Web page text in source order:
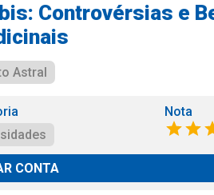
Controvérsias e
Astral
Nota
CONTA